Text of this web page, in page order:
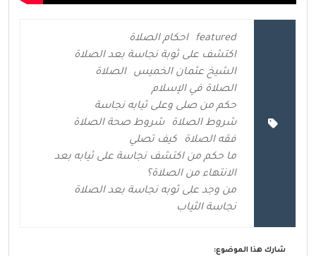
featured
احكام الصلاة
اكتشف على ثوبة نجاسة بعد الصلاة
الشيخ عثمان الخميس
الصلاة
الصلاة في الإسلام
حكم من صلى وعلى ثيابه نجاسة
شروط الصلاة
شروط صحة الصلاة
فقه الصلاة
كيف تصلي
ما حكم من اكتشف نجاسة على ثيابه بعد
الانتهاء من الصلاة؟
من وجد على ثوبه نجاسة بعد الصلاة
نجاسة الثياب
شارك هذا الموضوع: